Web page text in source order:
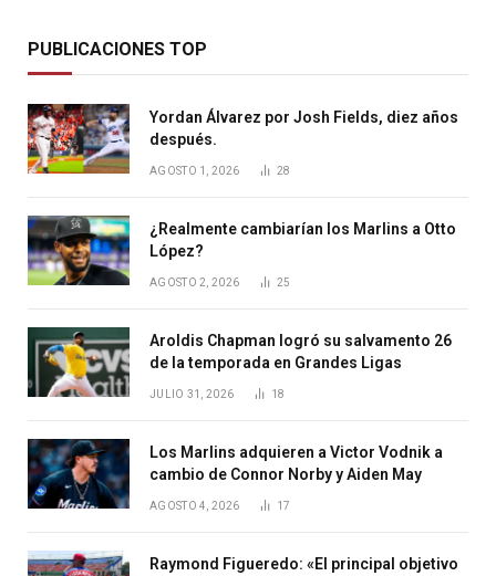
PUBLICACIONES TOP
Yordan Álvarez por Josh Fields, diez años
después.
AGOSTO 1, 2026 28
¿Realmente cambiarían los Marlins a Otto
López?
AGOSTO 2, 2026 25
Aroldis Chapman logró su salvamento 26
de la temporada en Grandes Ligas
JULIO 31, 2026 18
Los Marlins adquieren a Victor Vodnik a
cambio de Connor Norby y Aiden May
AGOSTO 4, 2026 17
Raymond Figueredo: «El principal objetivo